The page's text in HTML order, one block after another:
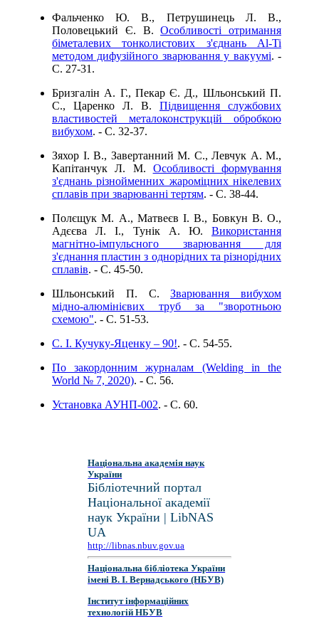
Фальченко Ю. В., Петрушинець Л. В.,
Половецький Є. В.Особливості отримання
біметалевих тонколистових з'єднань Al-Ti
методом дифузійного зварювання у вакуумі. -
C. 27-31.
Бризгалін А. Г., Пекар Є. Д., Шльонський П.
С., Царенко Л. В. Підвищення службових
властивостей металоконструкцій обробкою
вибухом. - C. 32-37.
Зяхор І. В., Завертанний М. С., Левчук А. М.,
Капітанчук Л. М. Особливості формування
з'єднань різнойменних жароміцних нікелевих
сплавів при зварюванні тертям. - C. 38-44.
Полєщук М. А., Матвеєв І. В., Бовкун В. О.,
Адєєва Л. І., Тунік А. Ю. Використання
магнітно-імпульсного зварювання для
з'єднання пластин з однорідних та різнорідних
сплавів. - C. 45-50.
Шльонський П. С.Зварювання вибухом
мідно-алюмінієвих труб за "зворотньою
схемою". - C. 51-53.
С. І. Кучуку-Яценку – 90!. - C. 54-55.
По закордонним журналам (Welding in the
World № 7, 2020). - C. 56.
Установка АУНП-002. - C. 60.
Національна академія наук
України
Бібліотечний портал
Національної академії
наук України | LibNAS
UA
http://libnas.nbuv.gov.ua
Національна бібліотека України
імені В. І. Вернадського (НБУВ)
Інститут інформаційних
технологій НБУВ